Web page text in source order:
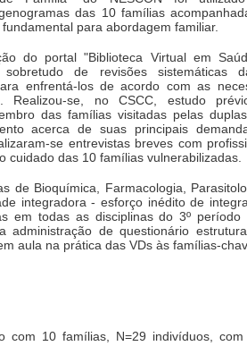
das 10 famílias
para abordagem familiar.
do portal "Biblioteca Virtual em
sobretudo de revisões sistemáticas
enfrentá-los de acordo com as
Realizou-se, no CSCC, estudo
das famílias visitadas pelas
acerca de suas principais
se entrevistas breves com
cuidado das 10 famílias vulnerabilizadas.
de Bioquímica, Farmacologia,
integradora - esforço inédito de
em todas as disciplinas do 3º período
administração de questionário
aula na prática das VDs às famílias-
com 10 famílias, N=29 indivíduos,